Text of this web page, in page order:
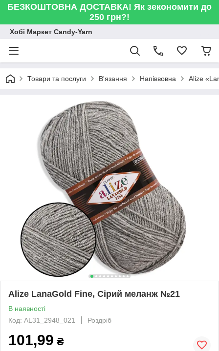
БЕЗКОШТОВНА ДОСТАВКА! Як зекономити до
250 грн?!
Хобі Маркет Candy-Yarn
Товари та послуги В'язання Напіввовна Alize
Alize LanaGold Fine, Сірий меланж №21
В наявності
Код: AL31_2948_021
Роздріб
101,99 ₴